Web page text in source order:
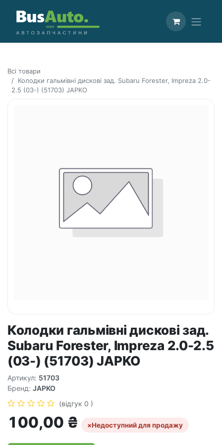
Всі товари
Колодки гальмівні дискові зад. Subaru Forester, Impreza 2.0-
2.5 (03-) (51703) JAPKO
Колодки гальмівні дискові зад.
Subaru Forester, Impreza 2.0-2.5
(03-) (51703) JAPKO
Артикул: 51703
Бренд: JAPKO
(відгук 0 )
100,00 ₴ ×Недоступний для продажу